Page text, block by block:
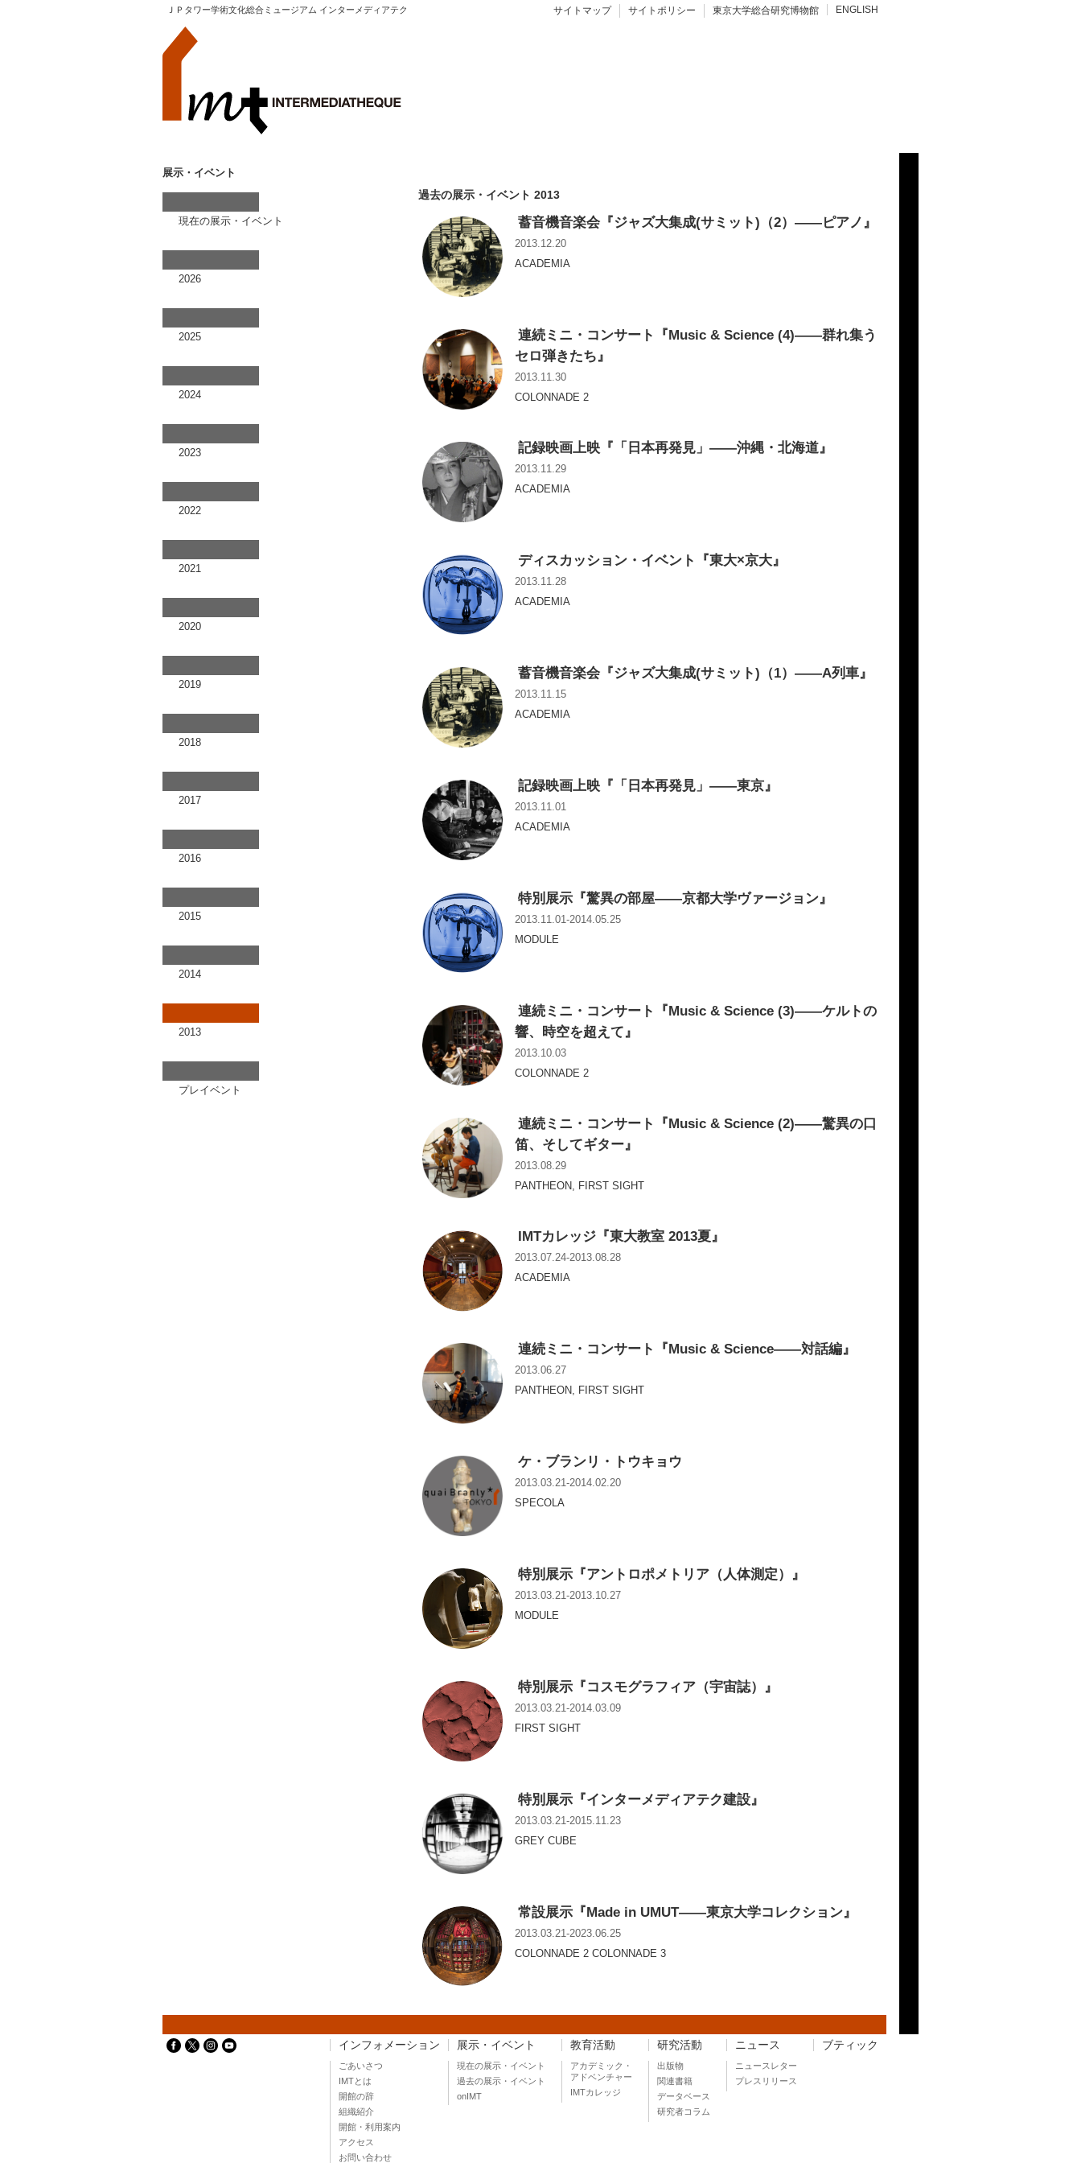
サイトマップ サイトポリシー 東京大学総合研究博物館 ENGLISH
ＪＰタワー学術文化総合ミュージアム インターメディアテク
過去の展示・イベント 2013
蓄音機音楽会『ジャズ大集成(サミット)（2）――ピアノ』
2013.12.20
ACADEMIA
連続ミニ・コンサート『Music & Science (4)――群れ集う
セロ弾きたち』
2013.11.30
COLONNADE 2
記録映画上映『「日本再発見」――沖縄・北海道』
2013.11.29
ACADEMIA
ディスカッション・イベント『東大×京大』
2013.11.28
ACADEMIA
蓄音機音楽会『ジャズ大集成(サミット)（1）――A列車』
2013.11.15
ACADEMIA
記録映画上映『「日本再発見」――東京』
2013.11.01
ACADEMIA
特別展示『驚異の部屋――京都大学ヴァージョン』
2013.11.01-2014.05.25
MODULE
連続ミニ・コンサート『Music & Science (3)――ケルトの
響、時空を超えて』
2013.10.03
COLONNADE 2
連続ミニ・コンサート『Music & Science (2)――驚異の口
笛、そしてギター』
2013.08.29
PANTHEON, FIRST SIGHT
IMTカレッジ『東大教室 2013夏』
2013.07.24-2013.08.28
ACADEMIA
連続ミニ・コンサート『Music & Science――対話編』
2013.06.27
PANTHEON, FIRST SIGHT
ケ・ブランリ・トウキョウ
2013.03.21-2014.02.20
SPECOLA
特別展示『アントロポメトリア（人体測定）』
2013.03.21-2013.10.27
MODULE
特別展示『コスモグラフィア（宇宙誌）』
2013.03.21-2014.03.09
FIRST SIGHT
特別展示『インターメディアテク建設』
2013.03.21-2015.11.23
GREY CUBE
常設展示『Made in UMUT――東京大学コレクション』
2013.03.21-2023.06.25
COLONNADE 2 COLONNADE 3
展示・イベント
現在の展示・イベント
2026
2025
2024
2023
2022
2021
2020
2019
2018
2017
2016
2015
2014
2013
プレイベント
インフォメーション
ごあいさつ
IMTとは
開館の辞
組織紹介
開館・利用案内
アクセス
お問い合わせ
展示・イベント
現在の展示・イベント
過去の展示・イベント
onIMT
教育活動
アカデミック・
アドベンチャー
IMTカレッジ
研究活動
出版物
関連書籍
データベース
研究者コラム
ニュース
ニュースレター
プレスリリース
ブティック